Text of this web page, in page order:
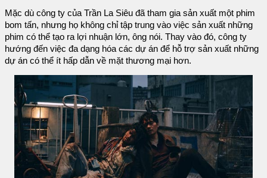
Mặc dù công ty của Trần La Siêu đã tham gia sản xuất một phim
bom tấn, nhưng họ không chỉ tập trung vào việc sản xuất những
phim có thể tạo ra lợi nhuận lớn, ông nói. Thay vào đó, công ty
hướng đến việc đa dạng hóa các dự án để hỗ trợ sản xuất những
dự án có thể ít hấp dẫn về mặt thương mại hơn.